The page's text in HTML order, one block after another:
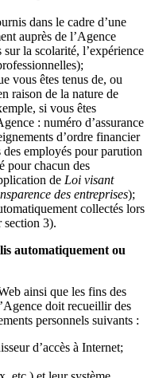
dans le cadre d’une
auprès de l’Agence
la scolarité, l’expérience
vous êtes tenus de, ou
raison de la nature de
si vous êtes
: numéro d’assurance
d’ordre financier
employés pour parution
pour chacun des
de Loi visant
des entreprises);
collectés lors
3).
automatiquement ou
ainsi que les fins des
doit recueillir des
personnels suivants :
d’accès à Internet;